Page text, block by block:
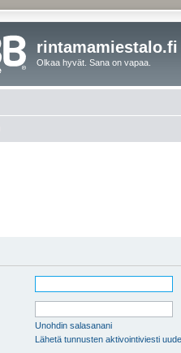
rintamamiestalo.fi
Olkaa hyvät. Sana on vapaa.
Unohdin salasanani
Lähetä tunnusten aktivointiviesti